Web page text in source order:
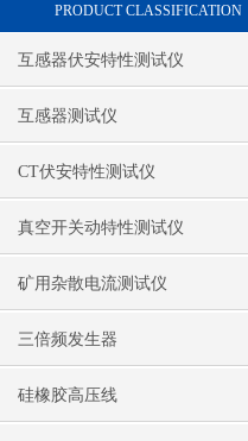
PRODUCT CLASSIFICATION
互感器伏安特性测试仪
互感器测试仪
CT伏安特性测试仪
真空开关动特性测试仪
矿用杂散电流测试仪
三倍频发生器
硅橡胶高压线